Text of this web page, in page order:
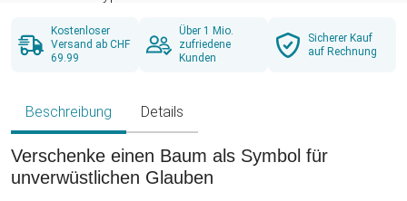
Kostenloser
Versand ab CHF
69.99
Über 1 Mio.
zufriedene
Kunden
Sicherer Kauf
auf Rechnung
Beschreibung Details
Verschenke einen Baum als Symbol für
unverwüstlichen Glauben